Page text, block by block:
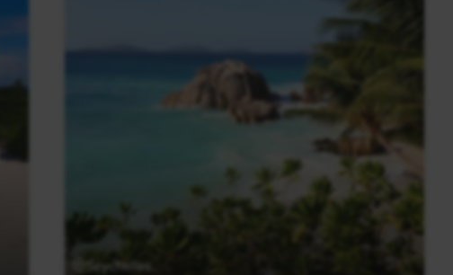
Seychelles